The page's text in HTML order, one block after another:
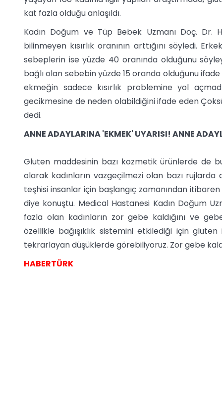
kat fazla olduğu anlaşıldı.
Kadın Doğum ve Tüp Bebek Uzmanı Doç.
bilinmeyen kısırlık oranının arttığını söyledi.
sebeplerin ise yüzde 40 oranında olduğunu
bağlı olan sebebin yüzde 15 oranda olduğunu
ekmeğin sadece kısırlık problemine yol
gecikmesine de neden olabildiğini ifade eden
dedi.
ANNE ADAYLARINA 'EKMEK' UYARISI! ANNE
Gluten maddesinin bazı kozmetik ürünlerde de
olarak kadınların vazgeçilmezi olan bazı
teşhisi insanlar için başlangıç zamanından
diye konuştu. Medical Hastanesi Kadın Doğum
fazla olan kadınların zor gebe kaldığını ve
özellikle bağışıklık sistemini etkilediği için
tekrarlayan düşüklerde görebiliyoruz. Zor gebe
HABERTÜRK